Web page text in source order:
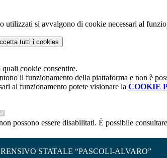
utilizzati si avvalgono di cookie necessari al
tutti i cookies
quali cookie consentire.
il funzionamento della piattaforma e non è
al funzionamento potete visionare la COOKIE
possono essere disabilitati. È possibile
STATALE “PASCOLI-ALVARO”